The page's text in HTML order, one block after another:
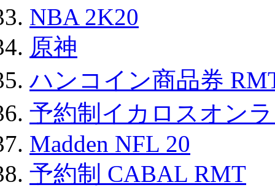
NBA 2K20
原神
ハンコイン商品券
予約制イカロスオン
Madden NFL 20
予約制 CABAL RMT